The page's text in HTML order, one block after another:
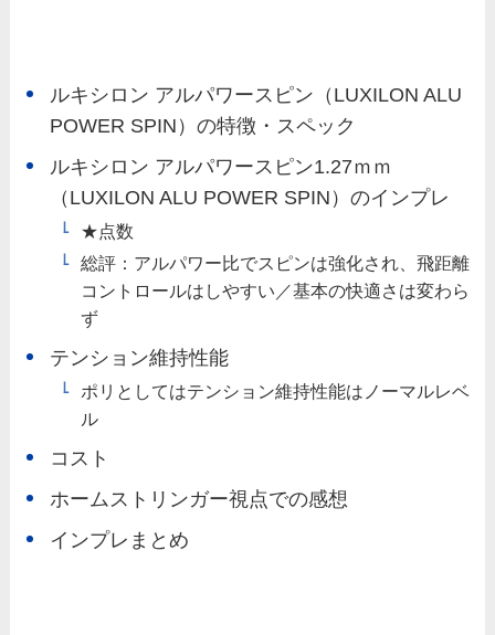
ルキシロン アルパワースピン（LUXILON ALU
POWER SPIN）の特徴・スペック
ルキシロン アルパワースピン1.27ｍｍ
（LUXILON ALU POWER SPIN）のインプレ
★点数
総評：アルパワー比でスピンは強化され、飛距離
コントロールはしやすい／基本の快適さは変わら
ず
テンション維持性能
ポリとしてはテンション維持性能はノーマルレベ
ル
コスト
ホームストリンガー視点での感想
インプレまとめ